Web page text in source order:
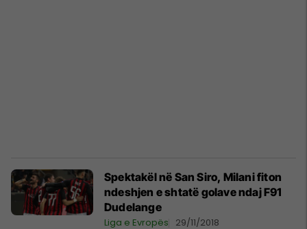
Spektakël në San Siro, Milani fiton
ndeshjen e shtatë golave ndaj F91
Dudelange
Liga e Evropës 29/11/2018